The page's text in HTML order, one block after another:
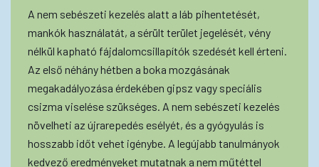
A nem sebészeti kezelés alatt a láb pihentetését,
mankók használatát, a sérült terület jegelését, vény
nélkül kapható fájdalomcsillapítók szedését kell érteni.
Az első néhány hétben a boka mozgásának
megakadályozása érdekében gipsz vagy speciális
csizma viselése szükséges. A nem sebészeti kezelés
növelheti az újrarepedés esélyét, és a gyógyulás is
hosszabb időt vehet igénybe. A legújabb tanulmányok
kedvező eredményeket mutatnak a nem műtéttel